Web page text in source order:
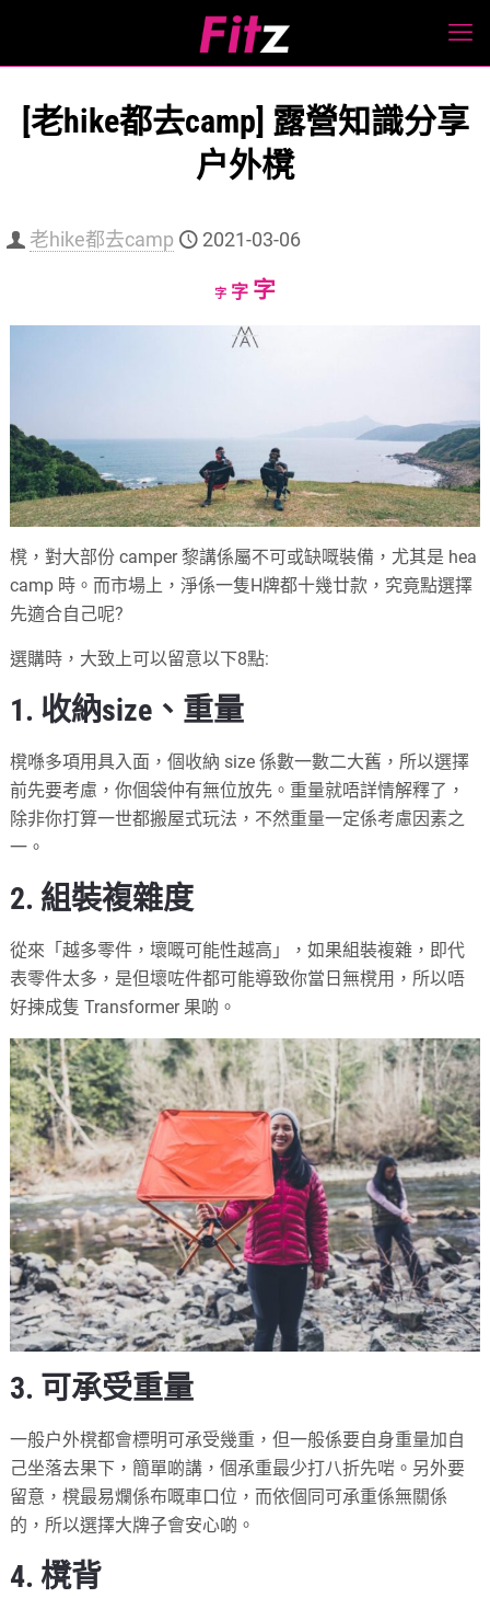
[老hike都去camp] 露營知識分享
户外櫈
老hike都去camp 2021-03-06
字Decrease
size.
字Reset
size.
字Increase
櫈，對大部份 camper 黎講係屬不可或缺嘅裝備，尤其是 hea
camp 時。而市場上，淨係一隻H牌都十幾廿款，究竟點選擇
先適合自己呢?
選購時，大致上可以留意以下8點:
1. 收納size、重量
櫈喺多項用具入面，個收納 size 係數一數二大舊，所以選擇
前先要考慮，你個袋仲有無位放先。重量就唔詳情解釋了，
除非你打算一世都搬屋式玩法，不然重量一定係考慮因素之
一。
2. 組裝複雜度
從來「越多零件，壞嘅可能性越高」，如果組裝複雜，即代
表零件太多，是但壞咗件都可能導致你當日無櫈用，所以唔
好揀成隻 Transformer 果啲。
3. 可承受重量
一般户外櫈都會標明可承受幾重，但一般係要自身重量加自
己坐落去果下，簡單啲講，個承重最少打八折先啱。另外要
留意，櫈最易爛係布嘅車口位，而依個同可承重係無關係
的，所以選擇大牌子會安心啲。
4. 櫈背